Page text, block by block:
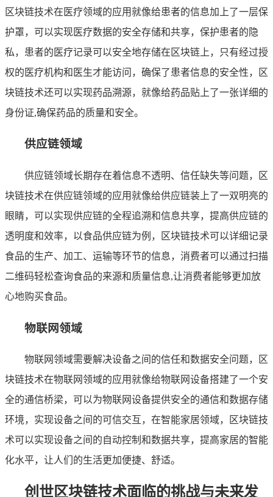
区块链技术在医疗领域的应用就像给患者的信息加上了一层保
护罩，可以实现医疗数据的安全存储和共享，保护患者的隐
私，患者的医疗记录可以安全地存储在区块链上，只有经过授
权的医疗机构和医生才能访问，确保了患者信息的安全性，区
块链技术还可以实现药品溯源，就像给药品贴上了一张详细的
身份证,确保药品的质量和安全。
供应链领域
供应链领域长期存在着信息不透明、信任缺失等问题，区
块链技术在供应链领域的应用就像给供应链装上了一双明亮的
眼睛，可以实现供应链的全程追溯和信息共享，提高供应链的
透明度和效率，以食品供应链为例，区块链技术可以详细记录
食品的生产、加工、运输等环节的信息，消费者可以通过扫描
二维码轻松查询食品的来源和质量信息,让消费者能够更加放
心地购买食品。
物联网领域
物联网领域需要解决设备之间的信任和数据安全问题，区
块链技术在物联网领域的应用就像给物联网设备搭建了一个安
全的通信桥梁，可以为物联网设备提供安全的通信和数据存储
环境，实现设备之间的可信交互，在智能家居领域，区块链技
术可以实现设备之间的自动控制和数据共享，提高家居的智能
化水平，让人们的生活更加便捷、舒适。
创世区块链技术面临的挑战与未来发